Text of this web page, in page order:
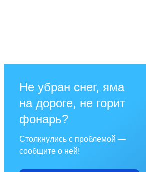
Не убран снег, яма
на дороге, не горит
фонарь?
Столкнулись с проблемой —
сообщите о ней!